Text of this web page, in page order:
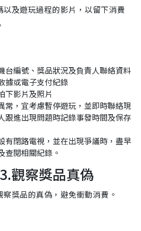
及遊玩過程的影片，以留下消費
台編號、獎品狀況及負責人聯絡資料
據或電子支付紀錄
下影片及照片
常，宜考慮暫停遊玩，並即時聯絡現
跟進出現問題時記錄事發時間及保存
有閉路電視，並在出現爭議時，盡早
查閱相關紀錄。
觀察獎品真偽
獎品的真偽，避免衝動消費。